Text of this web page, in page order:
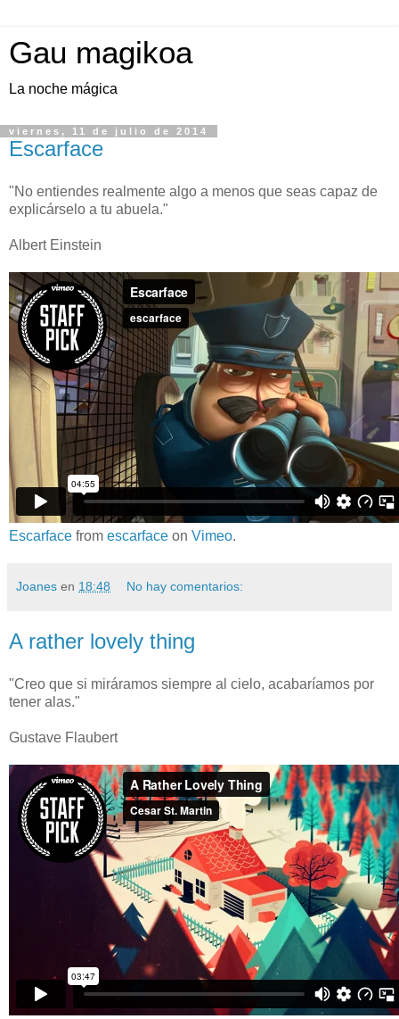
Gau magikoa
La noche mágica
viernes, 11 de julio de 2014
Escarface
"No entiendes realmente algo a menos que seas capaz de
explicárselo a tu abuela."
Albert Einstein
Escarface from escarface on Vimeo.
Joanes en 18:48 No hay comentarios:
A rather lovely thing
"Creo que si miráramos siempre al cielo, acabaríamos por
tener alas."
Gustave Flaubert